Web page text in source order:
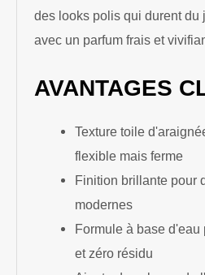
des looks polis qui durent du
avec un parfum frais et
AVANTAGES
Texture toile
flexible mais ferme
Finition brillante pour
modernes
Formule à base
et zéro résidu